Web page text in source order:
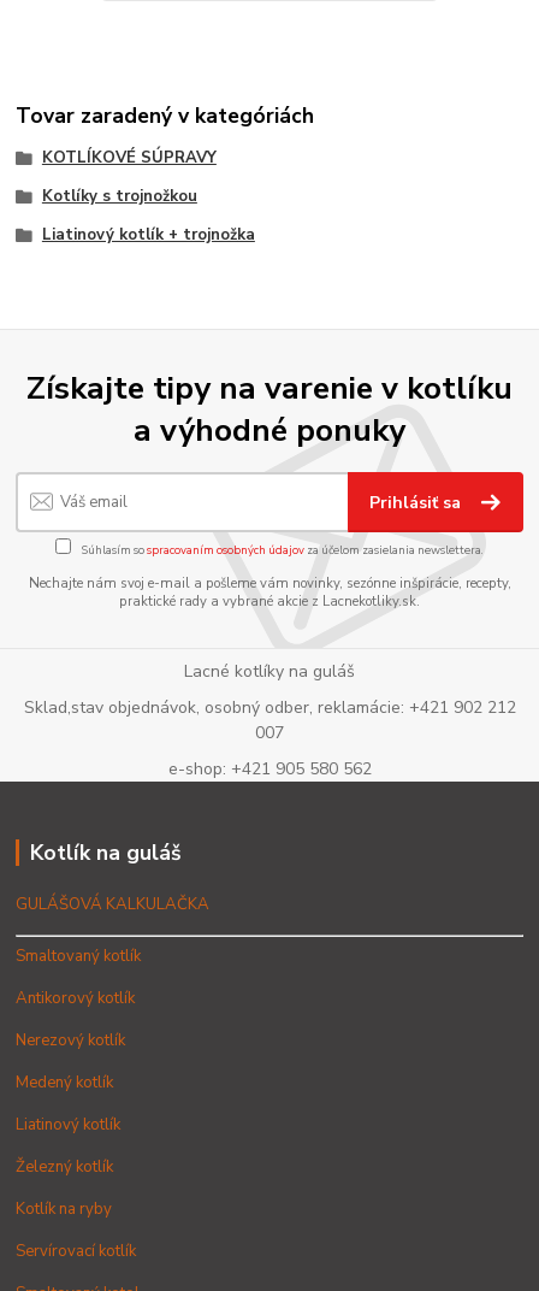
Tovar zaradený v kategóriách
KOTLÍKOVÉ SÚPRAVY
Kotlíky s trojnožkou
Liatinový kotlík + trojnožka
Získajte tipy na varenie v kotlíku
a výhodné ponuky
Prihlásiť sa
Súhlasím sospracovaním osobných údajov za účelom zasielania newslettera.
Nechajte nám svoj e-mail a pošleme vám novinky, sezónne inšpirácie, recepty,
praktické rady a vybrané akcie z Lacnekotliky.sk.
Lacné kotlíky na guláš
Sklad,stav objednávok, osobný odber, reklamácie: +421 902 212
007
e-shop: +421 905 580 562
Kotlík na guláš
GULÁŠOVÁ KALKULAČKA
Smaltovaný kotlík
Antikorový kotlík
Nerezový kotlík
Medený kotlík
Liatinový kotlík
Železný kotlík
Kotlík na ryby
Servírovací kotlík